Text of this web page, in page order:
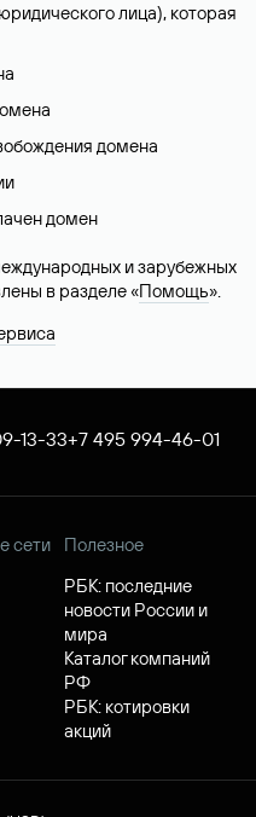
лица), которая
домена
домен
и зарубежных
в разделе «Помощь».
13-33+7 495 994-46-01
сети
Полезное
РБК: последние
новости России и
мира
Каталог компаний
РФ
РБК: котировки
акций